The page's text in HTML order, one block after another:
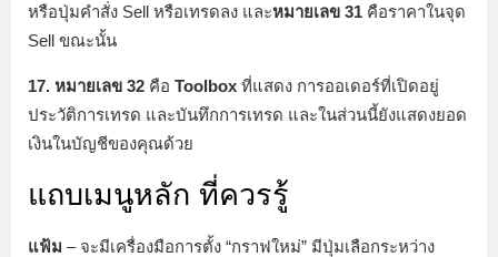
หรือปุ่มคำสั่ง Sell หรือเทรดลง และหมายเลข 31 คือราคาในจุด
Sell ขณะนั้น
17. หมายเลข 32 คือ Toolbox ที่แสดง การออเดอร์ที่เปิดอยู่
ประวัติการเทรด และบันทึกการเทรด และในส่วนนี้ยังแสดงยอด
เงินในบัญชีของคุณด้วย
แถบเมนูหลัก ที่ควรรู้
แฟ้ม – จะมีเครื่องมือการตั้ง “กราฟใหม่” มีปุ่มเลือกระหว่าง